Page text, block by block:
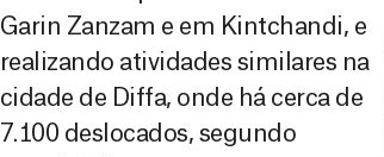
Garin Zanzam e em Kintchandi, e
realizando atividades similares na
cidade de Diffa, onde há cerca de
7.100 deslocados, segundo